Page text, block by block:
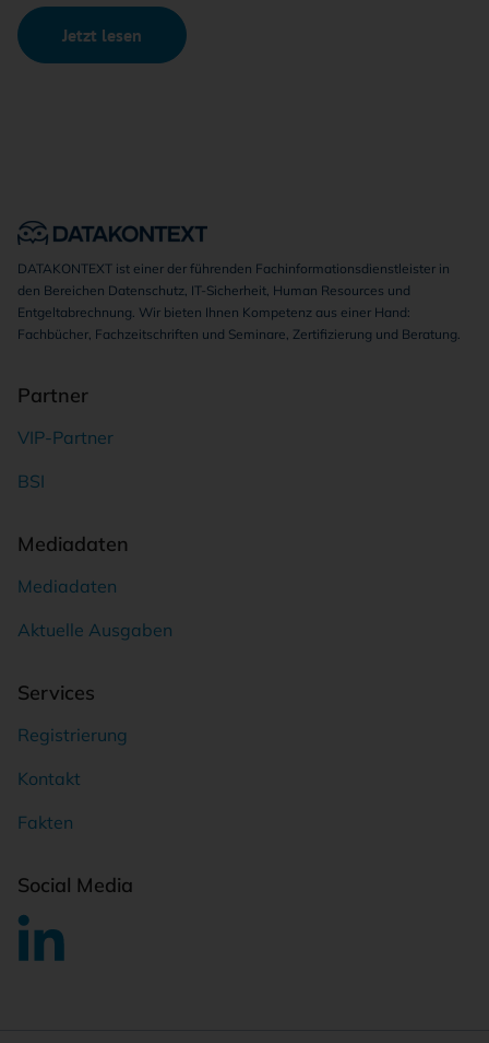
Jetzt lesen
DATAKONTEXT ist einer der führenden Fachinformationsdienstleister in
den Bereichen Datenschutz, IT-Sicherheit, Human Resources und
Entgeltabrechnung. Wir bieten Ihnen Kompetenz aus einer Hand:
Fachbücher, Fachzeitschriften und Seminare, Zertifizierung und Beratung.
Partner
VIP-Partner
BSI
Mediadaten
Mediadaten
Aktuelle Ausgaben
Services
Registrierung
Kontakt
Fakten
Social Media